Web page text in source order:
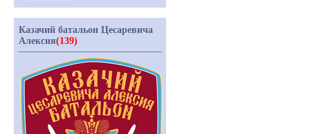
Казачий батальон Цесаревича
Алексия(139)